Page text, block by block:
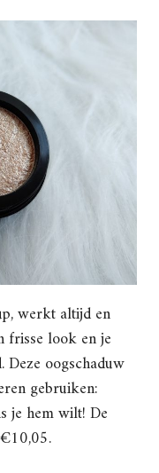
werkt altijd en
frisse look en je
oogschaduw
gebruiken:
je hem wilt! De